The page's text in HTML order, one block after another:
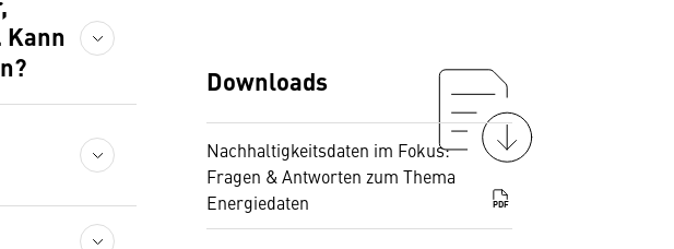
Kann
Downloads
Nachhaltigkeitsdaten im Fokus:
Fragen & Antworten zum Thema
Energiedaten
PDF